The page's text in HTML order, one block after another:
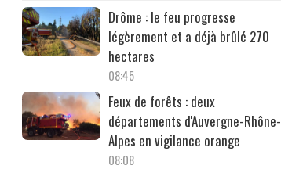
Drôme : le feu progresse
légèrement et a déjà brûlé 270
hectares
08:45
Feux de forêts : deux
départements d'Auvergne-Rhône-
Alpes en vigilance orange
08:08